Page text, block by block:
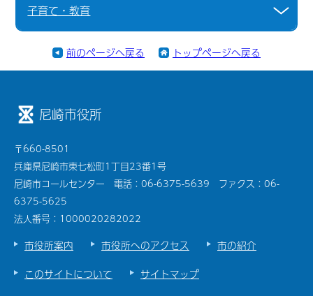
子育て・教育
前のページへ戻る トップページへ戻る
尼崎市役所
〒660-8501
兵庫県尼崎市東七松町1丁目23番1号
尼崎市コールセンター 電話：06-6375-5639 ファクス：06-
6375-5625
法人番号：1000020282022
市役所案内 市役所へのアクセス
市の紹介
このサイトについて
サイトマップ